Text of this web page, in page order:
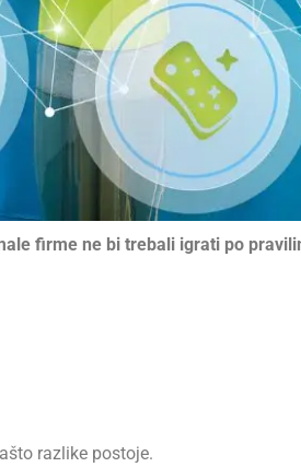
firme ne bi trebali igrati po
razlike postoje.